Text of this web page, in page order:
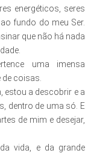
energéticos, seres
fundo do meu Ser.
que não há nada
uma imensa
coisas.
estou a descobrir e a
dentro de uma só. E
de mim e desejar,
vida, e da grande